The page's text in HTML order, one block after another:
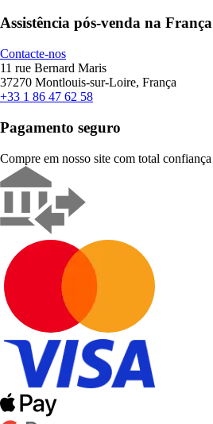
Assistência pós-venda na França
Contacte-nos
11 rue Bernard Maris
37270 Montlouis-sur-Loire, França
+33 1 86 47 62 58
Pagamento seguro
Compre em nosso site com total confiança